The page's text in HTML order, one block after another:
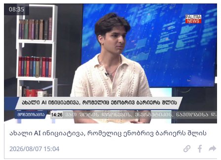
ახალი AI ინიციატივა, რომელიც ენობრივ ბარიერს შლის
08:35
2026/08/07 15:04